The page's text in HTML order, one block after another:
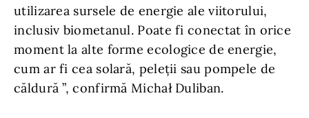
utilizarea sursele de energie ale viitorului,
inclusiv biometanul. Poate fi conectat în orice
moment la alte forme ecologice de energie,
cum ar fi cea solară, peleții sau pompele de
căldură ”, confirmă Michał Duliban.